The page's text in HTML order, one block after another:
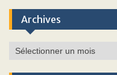
Archives
Archives